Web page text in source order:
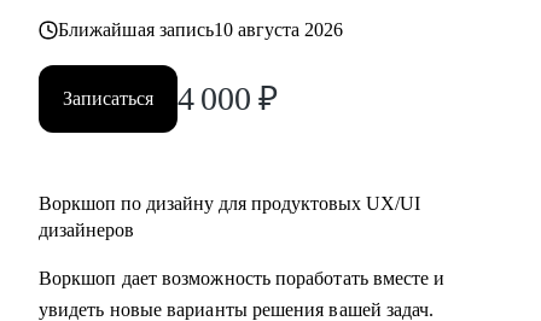
Ближайшая запись10 августа 2026
Записаться 4 000 ₽
Воркшоп по дизайну для продуктовых UX/UI
дизайнеров
Воркшоп дает возможность поработать вместе и
увидеть новые варианты решения вашей задач.